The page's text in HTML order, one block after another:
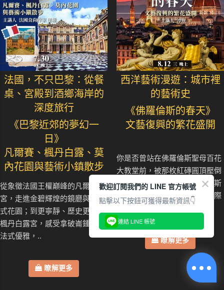
法國，不只巴黎：從餐
桌、宮殿到酒鄉海岸的
深度旅行
《巴黎近郊的夢幻一
日》
凡爾賽、楓丹白露、莫
內花園與藝術小鎮散步
從象徵法國王權巔峰的凡爾賽
宮，走進金碧輝煌的鏡廳與幾何
式花園；到更寧靜、歷史更深的
楓丹白露宮，感受拿破崙鍾愛的
法式優雅，..
瞭解更多
西洋藝術漫遊：城市裡
的藝術史
《佛羅倫斯的春天》
文藝復興的繁花盛開
你是否曾站在佛羅倫斯聖母百花
大教堂前，被那枚紅磚圓頂壓倒
性的存在感震住？當布魯內列斯
基把不可能的穹頂推上城市天際
瞭解更多
歡迎訂閱我們的 LINE 官方帳號
點擊以下按鈕可獲得最新資訊👇
連結 LINE 帳號